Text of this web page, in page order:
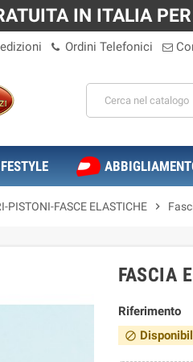
IN ITALIA
Ordini Telefonici
PISTONI-FASCE ELASTICHE chevron_right
FASCIA
Riferimento
block